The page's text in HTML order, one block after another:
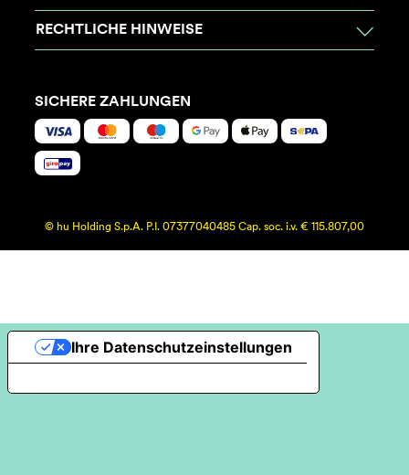
RECHTLICHE HINWEISE
SICHERE ZAHLUNGEN
© hu Holding S.p.A. P.I. 07377040485 Cap. soc. i.v. € 115.807,00
Ihre Datenschutzeinstellungen